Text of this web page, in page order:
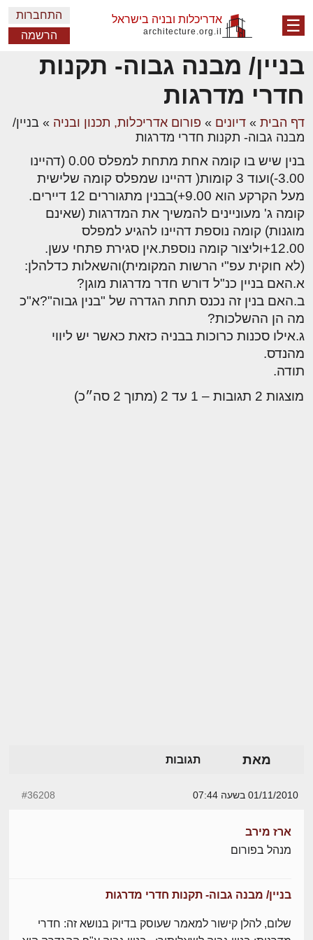
☰ אדריכלות ובניה בישראל
architecture.org.il
התחברות
הרשמה
בניין/ מבנה גבוה- תקנות
חדרי מדרגות
דף הבית » דיונים » פורום אדריכלות, תכנון ובניה » בניין/
מבנה גבוה- תקנות חדרי מדרגות
בנין שיש בו קומה אחת מתחת למפלס 0.00 (דהיינו
3.00-)ועוד 3 קומות( דהיינו שמפלס קומה שלישית
מעל הקרקע הוא 9.00+)בבנין מתגוררים 12 דיירים.
קומה ג' מעוניינים להמשיך את המדרגות (שאינם
מוגנות) קומה נוספת דהיינו להגיע למפלס
12.00+וליצור קומה נוספת.אין סגירת פתחי עשן.
(לא חוקית עפ"י הרשות המקומית)והשאלות כדלהלן:
א.האם בניין כנ"ל דורש חדר מדרגות מוגן?
ב.האם בנין זה נכנס תחת הגדרה של "בנין גבוה"?א"כ
מה הן ההשלכות?
ג.אילו סכנות כרוכות בבניה כזאת כאשר יש ליווי
מהנדס.
תודה.
מוצגות 2 תגובות – 1 עד 2 (מתוך 2 סה״כ)
מאת תגובות
01/11/2010 בשעה 07:44 #36208
ארז מירב
מנהל בפורום
בניין/ מבנה גבוה- תקנות חדרי מדרגות
שלום, להלן קישור למאמר שעוסק בדיוק בנושא זה: חדרי